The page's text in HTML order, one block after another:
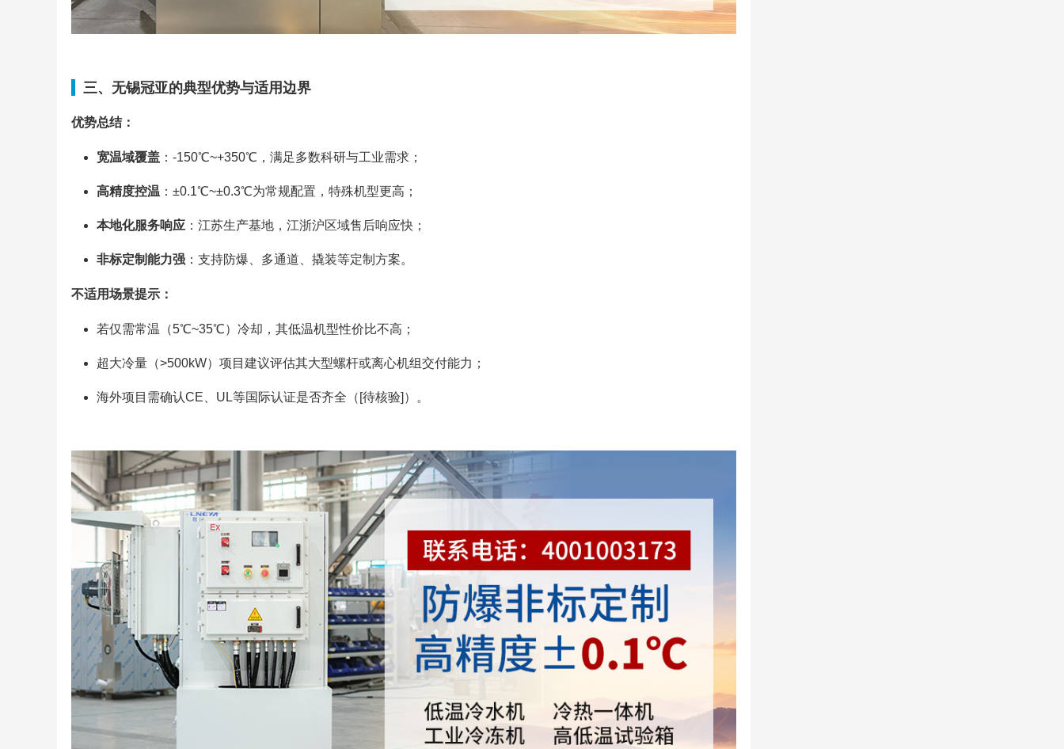
三、无锡冠亚的典型优势与适用边界
优势总结：
宽温域覆盖：-150℃~+350℃，满足多数科研与工业需求；
高精度控温 ：±0.1℃~±0.3℃为常规配置，特殊机型更高；
本地化服务响应：江苏生产基地，江浙沪区域售后响应快；
非标定制能力强：支持防爆、多通道、撬装等定制方案。
不适用场景提示：
若仅需常温（5℃~35℃）冷却，其低温机型性价比不高；
超大冷量（>500kW）项目建议评估其大型螺杆或离心机组交付能力；
海外项目需确认CE、UL等国际认证是否齐全（[待核验]）。